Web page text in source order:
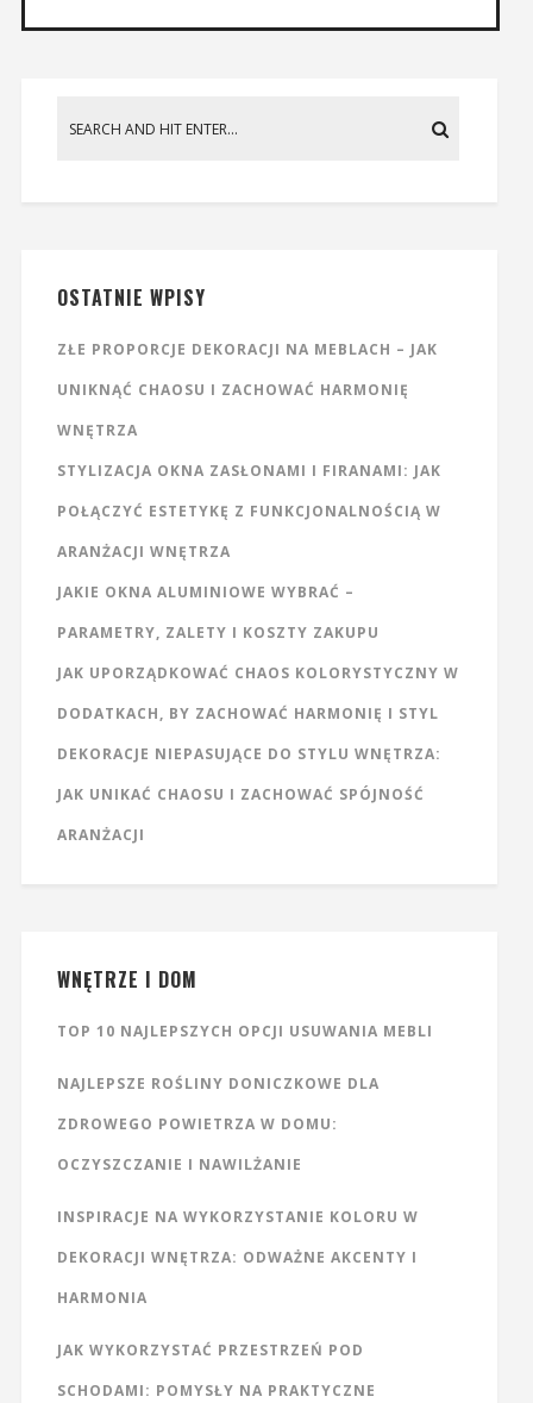
OSTATNIE WPISY
ZŁE PROPORCJE DEKORACJI NA MEBLACH – JAK
UNIKNĄĆ CHAOSU I ZACHOWAĆ HARMONIĘ
WNĘTRZA
STYLIZACJA OKNA ZASŁONAMI I FIRANAMI: JAK
POŁĄCZYĆ ESTETYKĘ Z FUNKCJONALNOŚCIĄ W
ARANŻACJI WNĘTRZA
JAKIE OKNA ALUMINIOWE WYBRAĆ –
PARAMETRY, ZALETY I KOSZTY ZAKUPU
JAK UPORZĄDKOWAĆ CHAOS KOLORYSTYCZNY W
DODATKACH, BY ZACHOWAĆ HARMONIĘ I STYL
DEKORACJE NIEPASUJĄCE DO STYLU WNĘTRZA:
JAK UNIKAĆ CHAOSU I ZACHOWAĆ SPÓJNOŚĆ
ARANŻACJI
WNĘTRZE I DOM
TOP 10 NAJLEPSZYCH OPCJI USUWANIA MEBLI
NAJLEPSZE ROŚLINY DONICZKOWE DLA
ZDROWEGO POWIETRZA W DOMU:
OCZYSZCZANIE I NAWILŻANIE
INSPIRACJE NA WYKORZYSTANIE KOLORU W
DEKORACJI WNĘTRZA: ODWAŻNE AKCENTY I
HARMONIA
JAK WYKORZYSTAĆ PRZESTRZEŃ POD
SCHODAMI: POMYSŁY NA PRAKTYCZNE